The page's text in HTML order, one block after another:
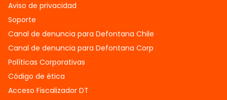
Aviso de privacidad
Soporte
Canal de denuncia para Defontana Chile
Canal de denuncia para Defontana Corp
Políticas Corporativas
Código de ética
Acceso Fiscalizador DT